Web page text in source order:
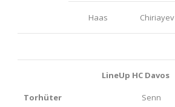
Haas Chiriayev
LineUp HC Davos
Torhüter Senn